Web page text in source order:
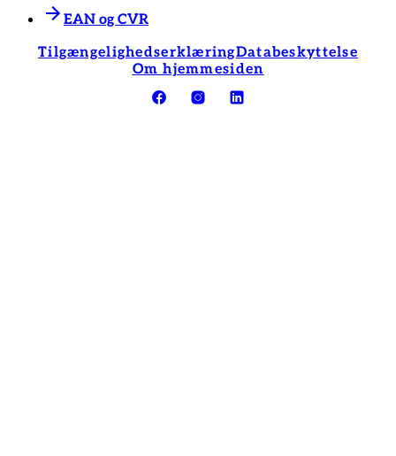
EAN og CVR
TilgængelighedserklæringDatabeskyttelse
Om hjemmesiden